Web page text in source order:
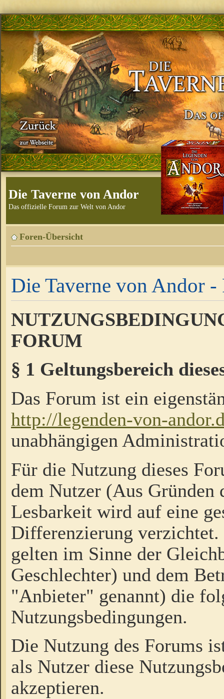
Die Taverne von Andor
Das offizielle Forum zur Welt von Andor
Foren-Übersicht
Die Taverne von Andor -
FORUM
§ 1 Geltungsbereich
Das Forum ist ein
http://legenden-von-
unabhängigen
Für die Nutzung dieses
dem Nutzer (Aus Gründen
Lesbarkeit wird auf eine
Differenzierung
gelten im Sinne der
Geschlechter) und dem
"Anbieter" genannt) die
Nutzungsbedingungen.
Die Nutzung des Forums
als Nutzer diese
akzeptieren.